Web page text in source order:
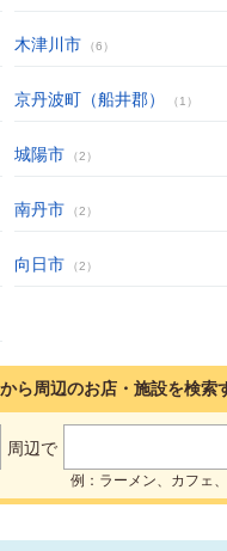
木津川市 （6）
京丹波町（船井郡） （1）
城陽市 （2）
南丹市 （2）
向日市 （2）
ら周辺のお店・施設を検索
周辺で
例：ラーメン、カフェ